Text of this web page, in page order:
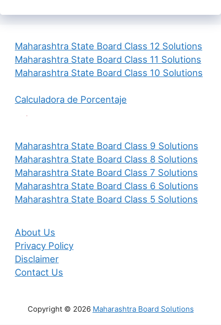
Maharashtra State Board Class 12 Solutions
Maharashtra State Board Class 11 Solutions
Maharashtra State Board Class 10 Solutions
Calculadora de Porcentaje
Maharashtra State Board Class 9 Solutions
Maharashtra State Board Class 8 Solutions
Maharashtra State Board Class 7 Solutions
Maharashtra State Board Class 6 Solutions
Maharashtra State Board Class 5 Solutions
About Us
Privacy Policy
Disclaimer
Contact Us
Copyright © 2026 Maharashtra Board Solutions